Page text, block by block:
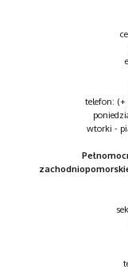
telefon: (+
wtorki -